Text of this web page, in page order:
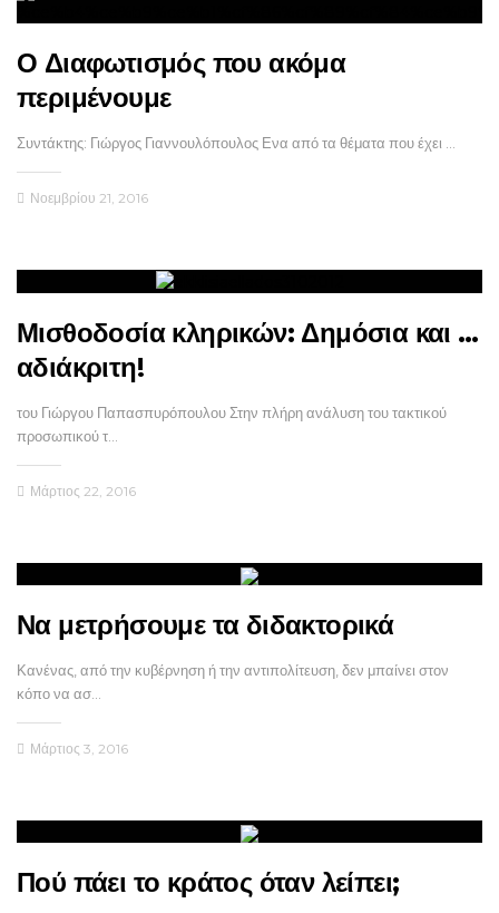
Ο Διαφωτισμός που ακόμα
περιμένουμε
Συντάκτης: Γιώργος Γιαννουλόπουλος Ενα από τα θέματα που έχει …
Νοεμβρίου 21, 2016
Μισθοδοσία κληρικών: Δημόσια και …
αδιάκριτη!
του Γιώργου Παπασπυρόπουλου Στην πλήρη ανάλυση του τακτικού
προσωπικού τ…
Μάρτιος 22, 2016
Να μετρήσουμε τα διδακτορικά
Κανένας, από την κυβέρνηση ή την αντιπολίτευση, δεν μπαίνει στον
κόπο να ασ…
Μάρτιος 3, 2016
Πού πάει το κράτος όταν λείπει;